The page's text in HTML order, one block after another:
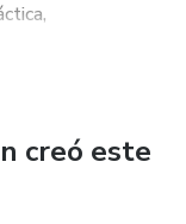
una vida
creó este